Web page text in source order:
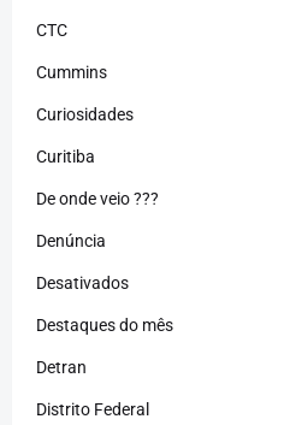
CTC
Cummins
Curiosidades
Curitiba
De onde veio ???
Denúncia
Desativados
Destaques do mês
Detran
Distrito Federal